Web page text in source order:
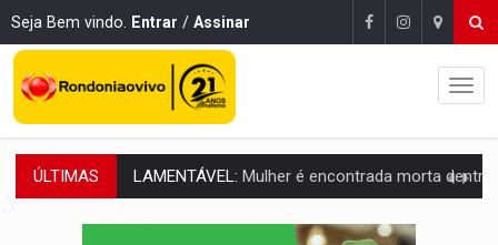
Seja Bem vindo. Entrar / Assinar
ÚLTIMAS 'XANDY DO MOTOCROSS':Pai morre em acidente na BR-364 duas semanas após
PESO DO VOTO:Cinco maiores colégios eleitorais concentram 53,7% dos